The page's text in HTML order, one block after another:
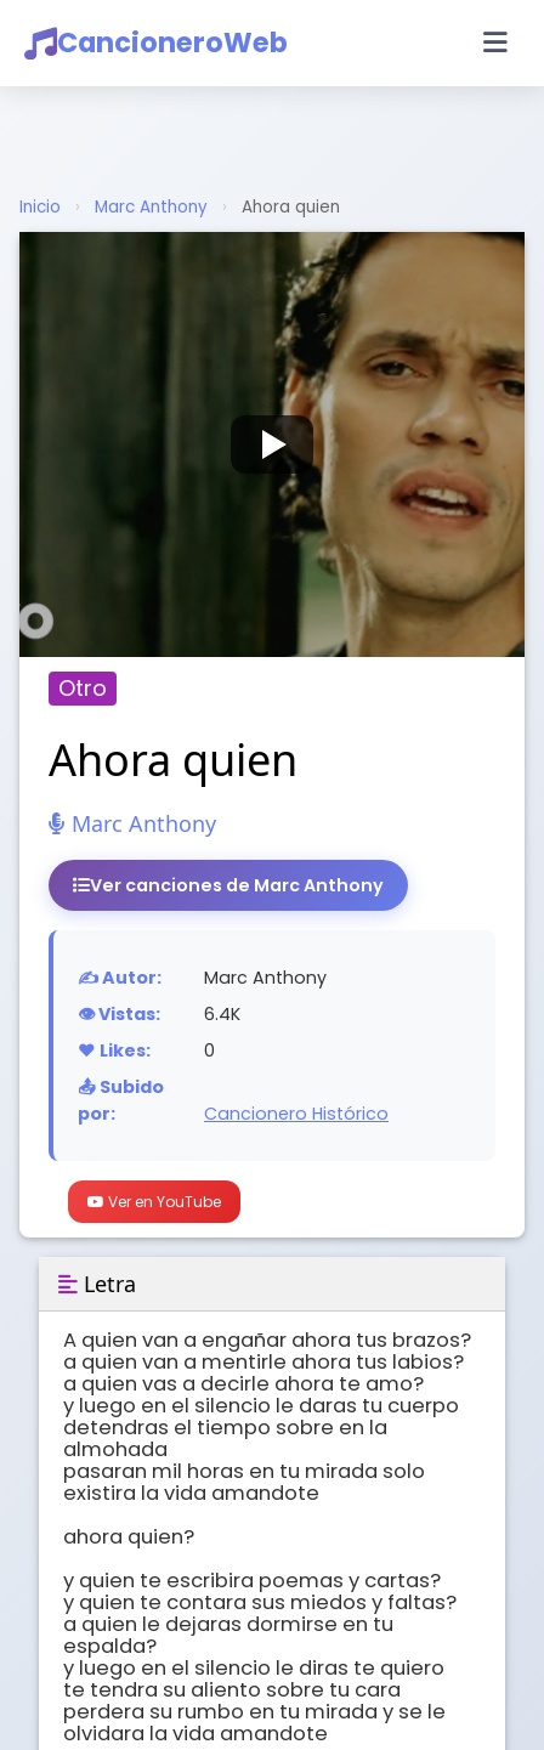
CancioneroWeb
Inicio › Marc Anthony › Ahora quien
Otro
Ahora quien
Marc Anthony
Ver canciones de Marc Anthony
✍️ Autor:
Marc Anthony
👁️ Vistas:
6.4K
❤️ Likes:
0
📤 Subido
por:
Cancionero Histórico
Ver en YouTube
Letra
A quien van a engañar ahora tus brazos?
a quien van a mentirle ahora tus labios?
a quien vas a decirle ahora te amo?
y luego en el silencio le daras tu cuerpo
detendras el tiempo sobre en la
almohada
pasaran mil horas en tu mirada solo
existira la vida amandote
ahora quien?
y quien te escribira poemas y cartas?
y quien te contara sus miedos y faltas?
a quien le dejaras dormirse en tu
espalda?
y luego en el silencio le diras te quiero
te tendra su aliento sobre tu cara
perdera su rumbo en tu mirada y se le
olvidara la vida amandote